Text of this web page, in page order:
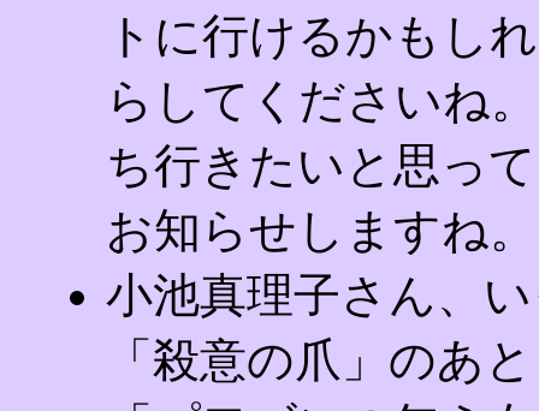
トに行けるかもし
らしてくださいね
ち行きたいと思っ
お知らせしますね。
小池真理子さん、
「殺意の爪」のあ